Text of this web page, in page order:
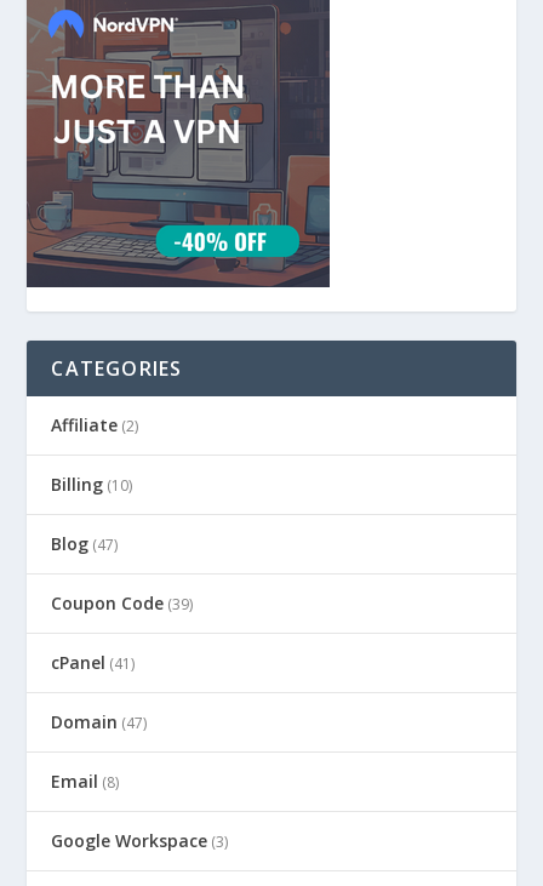
CATEGORIES
Affiliate (2)
Billing (10)
Blog (47)
Coupon Code (39)
cPanel (41)
Domain (47)
Email (8)
Google Workspace (3)